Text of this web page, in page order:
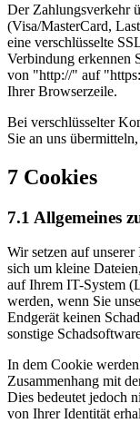
Der Zahlungsverkehr
(Visa/MasterCard,
eine verschlüsselte
Verbindung erkennen
von "http://" auf
Ihrer Browserzeile.
Bei verschlüsselter
Sie an uns
7 Cookies
7.1 Allgemeines
Wir setzen auf
sich um kleine
auf Ihrem IT-System
werden, wenn Sie
Endgerät keinen
sonstige
In dem Cookie
Zusammenhang mit
Dies bedeutet jedoch
von Ihrer Identität